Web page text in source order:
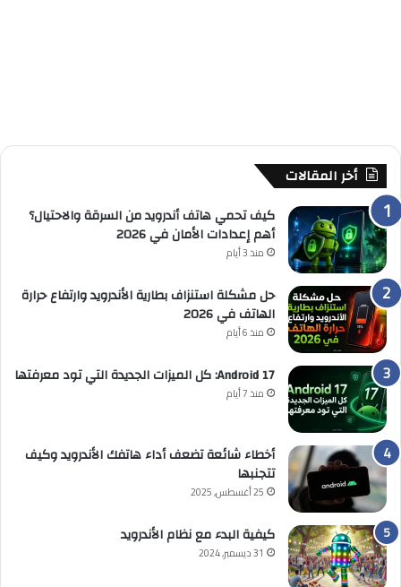
أخر المقالات
كيف تحمي هاتف أندرويد من السرقة والاحتيال؟
أهم إعدادات الأمان في 2026
منذ 3 أيام
حل مشكلة استنزاف بطارية الأندرويد وارتفاع حرارة
الهاتف في 2026
منذ 6 أيام
Android 17: كل الميزات الجديدة التي تود معرفتها
منذ 7 أيام
أخطاء شائعة تضعف أداء هاتفك الأندرويد وكيف
تتجنبها
25 أغسطس, 2025
كيفية البدء مع نظام الأندرويد
31 ديسمبر, 2024